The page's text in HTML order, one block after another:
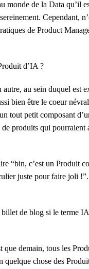
monde de la Data qu’il
Cependant,
de Product
d’IA ?
au sein duquel est
bien être le coeur
tout petit composant
produits qui pourraient
“bin, c’est un Produit
juste pour faire joli
de blog si le terme
que demain, tous les
quelque chose des